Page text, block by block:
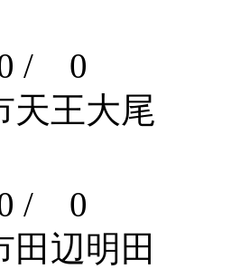
/ 0
天王大尾
/ 0
田辺明田